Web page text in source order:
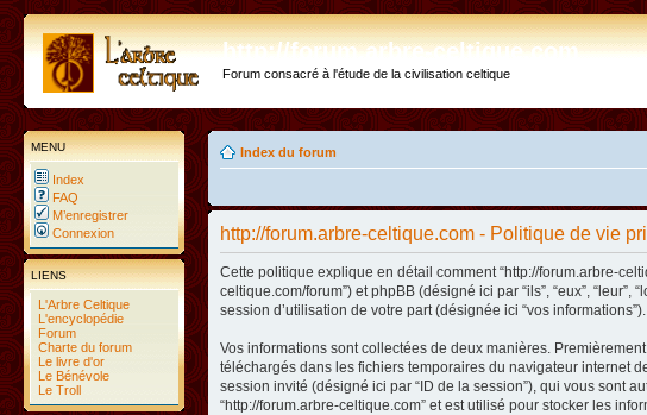
http://forum.arbre-celtique.com
Forum consacré à l'étude de la civilisation celtique
MENU
Index
FAQ
M’enregistrer
Connexion
LIENS
L'Arbre Celtique
L'encyclopédie
Forum
Charte du forum
Le livre d'or
Le Bénévole
Le Troll
Index du forum
http://forum.arbre-celtique.com - Politique de vie
Cette politique explique en détail comment “http://forum.arbre-
celtique.com/forum”) et phpBB (désigné ici par “ils”, “eux”,
session d’utilisation de votre part (désignée ici “vos informations”).
Vos informations sont collectées de deux manières.
téléchargés dans les fichiers temporaires du navigateur internet
session invité (désigné ici par “ID de la session”), qui vous sont
“http://forum.arbre-celtique.com” et est utilisé pour stocker les